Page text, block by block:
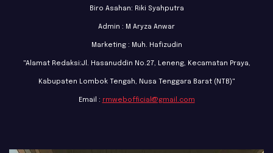
Biro Asahan: Riki Syahputra
Admin : M Aryza Anwar
Marketing : Muh. Hafizudin
"Alamat Redaksi:Jl. Hasanuddin No.27, Leneng, Kecamatan Praya,
Kabupaten Lombok Tengah, Nusa Tenggara Barat (NTB)"
Email : rmwebofficial@gmail.com